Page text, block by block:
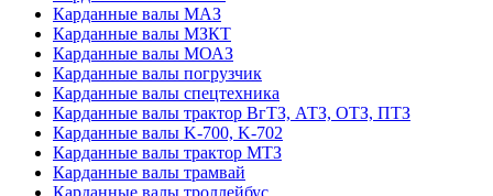
Карданные валы МАЗ
Карданные валы МЗКТ
Карданные валы МОАЗ
Карданные валы погрузчик
Карданные валы спецтехника
Карданные валы трактор ВгТЗ, АТЗ, ОТЗ, ПТЗ
Карданные валы K-700, K-702
Карданные валы трактор МТЗ
Карданные валы трамвай
Карданные валы троллейбус